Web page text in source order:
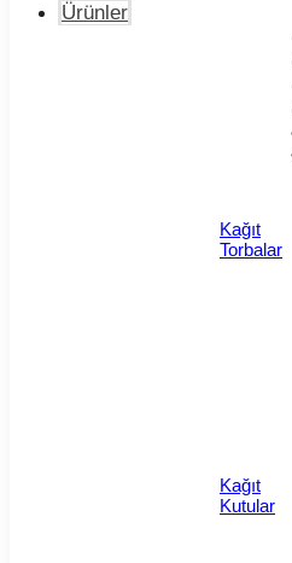
Ürünler
Kağıt
Torbalar
Kağıt
Kutular